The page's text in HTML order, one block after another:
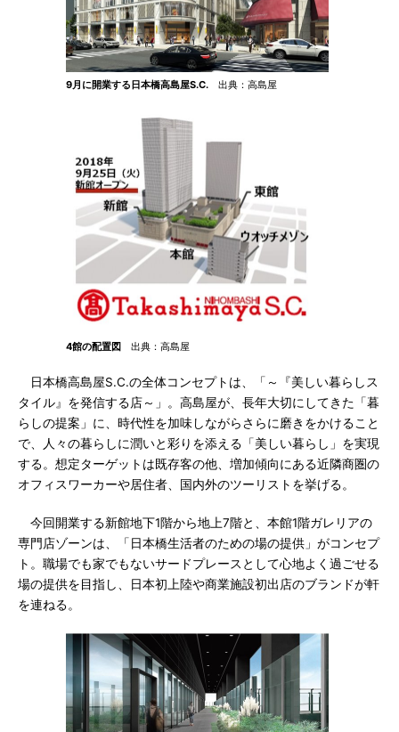
9月に開業する日本橋高島屋S.C. 出典：高島屋
4館の配置図 出典：高島屋
日本橋高島屋S.C.の全体コンセプトは、「～『美しい暮らしス
タイル』を発信する店～」。高島屋が、長年大切にしてきた「暮
らしの提案」に、時代性を加味しながらさらに磨きをかけること
で、人々の暮らしに潤いと彩りを添える「美しい暮らし」を実現
する。想定ターゲットは既存客の他、増加傾向にある近隣商圏の
オフィスワーカーや居住者、国内外のツーリストを挙げる。
今回開業する新館地下1階から地上7階と、本館1階ガレリアの
専門店ゾーンは、「日本橋生活者のための場の提供」がコンセプ
ト。職場でも家でもないサードプレースとして心地よく過ごせる
場の提供を目指し、日本初上陸や商業施設初出店のブランドが軒
を連ねる。